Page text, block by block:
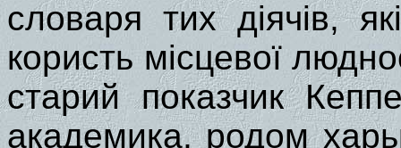
словаря тих діячів,
користь місцевої
старий показчик
академика, родом